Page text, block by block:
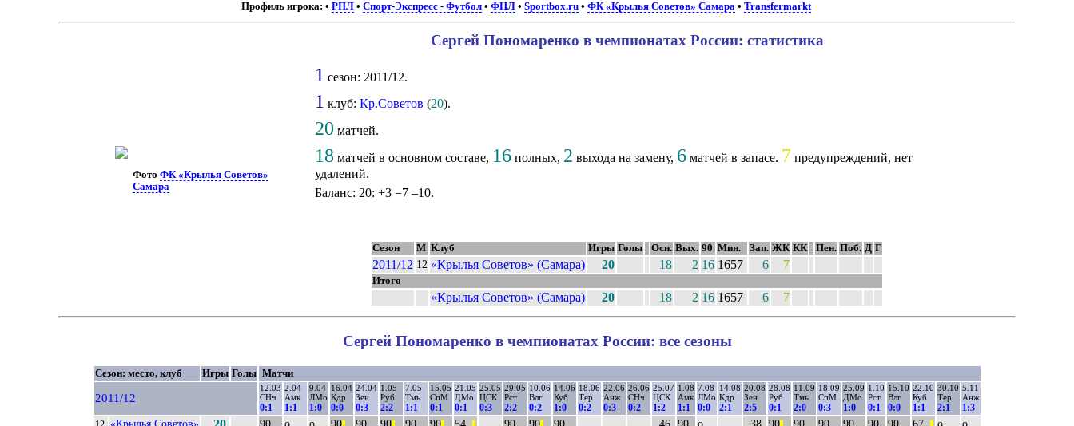
Профиль игрока: • РПЛ• Спорт-Экспресс - Футбол• ФНЛ• Sportbox.ru• ФК «Крылья Советов» Самара• Transfermarkt
ФотоФК «Крылья Советов»
Самара
Сергей Пономаренко в чемпионатах России: статистика
1 сезон: 2011/12.
1 клуб: Кр.Советов (20).
20 матчей.
18 матчей в основном составе, 16полных, 2 выхода на замену, 6матчей в запасе. 7 предупреждений, нет
удалений.
Баланс: 20: +3 =7 –10.
Сезон М Клуб Игры Голы Осн. Вых. 90 Мин. Зап. ЖК КК Пен. Поб. Д Г
2011/12 12 «Крылья Советов» (Самара) 20 18 2 16 1657 6 7
Итого
«Крылья Советов» (Самара) 20 18 2 16 1657 6 7
Сергей Пономаренко в чемпионатах России: все сезоны
Сезон: место, клуб Игры Голы Матчи
2011/12
12.03
СНч
0:1
2.04
Амк
1:1
9.04
ЛМо
1:0
16.04
Кдр
0:0
24.04
Зен
0:3
1.05
Руб
2:2
7.05
Тмь
1:1
15.05
СпМ
0:1
21.05
ДМо
0:1
25.05
ЦСК
0:3
29.05
Рст
2:2
10.06
Влг
0:2
14.06
Куб
1:0
18.06
Тер
0:2
22.06
Анж
0:3
26.06
СНч
0:2
25.07
ЦСК
1:2
1.08
Амк
1:1
7.08
ЛМо
0:0
14.08
Кдр
2:1
20.08
Зен
2:5
28.08
Руб
0:1
11.09
Тмь
2:0
18.09
СпМ
0:3
25.09
ДМо
1:0
1.10
Рст
0:1
15.10
Влг
0:0
22.10
Куб
1:1
30.10
Тер
2:1
5.11
Анж
1:3